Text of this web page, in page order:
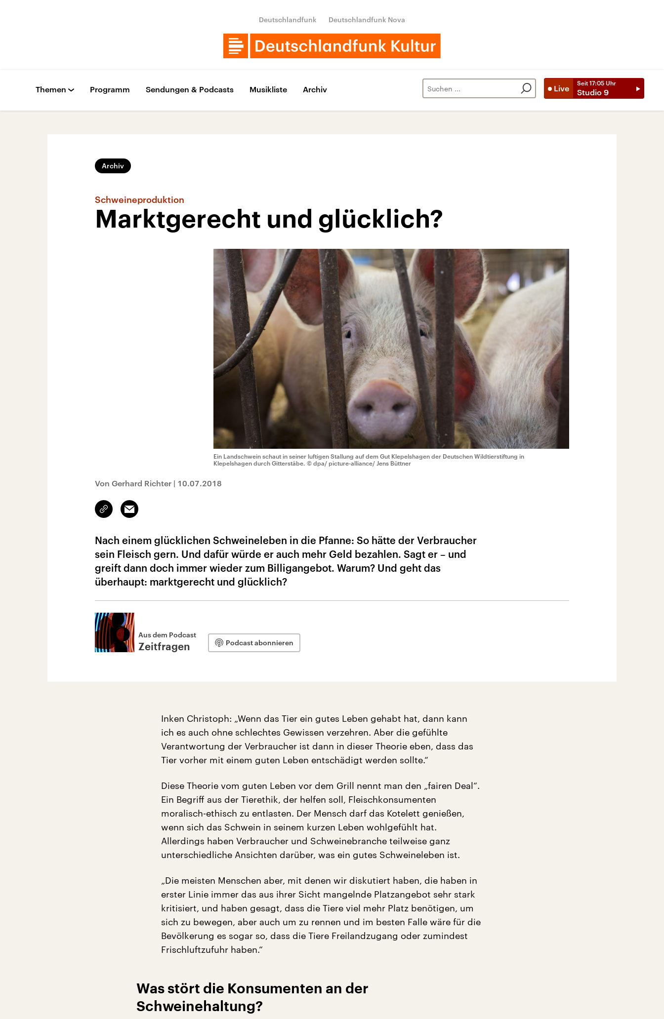
Deutschlandfunk Deutschlandfunk Nova
Live
Seit 17:05 Uhr
Studio 9
Themen Programm Sendungen & Podcasts Musikliste Archiv
Archiv
Schweineproduktion
Marktgerecht und glücklich?
Ein Landschwein schaut in seiner luftigen Stallung auf dem Gut Klepelshagen der Deutschen Wildtierstiftung in
Klepelshagen durch Gitterstäbe. © dpa/ picture-alliance/ Jens Büttner
Von Gerhard Richter | 10.07.2018
Link
kopieren/teilen
Email
Nach einem glücklichen Schweineleben in die Pfanne: So hätte der Verbraucher
sein Fleisch gern. Und dafür würde er auch mehr Geld bezahlen. Sagt er – und
greift dann doch immer wieder zum Billigangebot. Warum? Und geht das
überhaupt: marktgerecht und glücklich?
Aus dem Podcast
Zeitfragen Podcast abonnieren
Inken Christoph: „Wenn das Tier ein gutes Leben gehabt hat, dann kann
ich es auch ohne schlechtes Gewissen verzehren. Aber die gefühlte
Verantwortung der Verbraucher ist dann in dieser Theorie eben, dass das
Tier vorher mit einem guten Leben entschädigt werden sollte.“
Diese Theorie vom guten Leben vor dem Grill nennt man den „fairen Deal“.
Ein Begriff aus der Tierethik, der helfen soll, Fleischkonsumenten
moralisch-ethisch zu entlasten. Der Mensch darf das Kotelett genießen,
wenn sich das Schwein in seinem kurzen Leben wohlgefühlt hat.
Allerdings haben Verbraucher und Schweinebranche teilweise ganz
unterschiedliche Ansichten darüber, was ein gutes Schweineleben ist.
„Die meisten Menschen aber, mit denen wir diskutiert haben, die haben in
erster Linie immer das aus ihrer Sicht mangelnde Platzangebot sehr stark
kritisiert, und haben gesagt, dass die Tiere viel mehr Platz benötigen, um
sich zu bewegen, aber auch um zu rennen und im besten Falle wäre für die
Bevölkerung es sogar so, dass die Tiere Freilandzugang oder zumindest
Frischluftzufuhr haben.“
Was stört die Konsumenten an der
Schweinehaltung?